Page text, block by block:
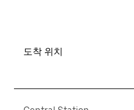
도착 위치